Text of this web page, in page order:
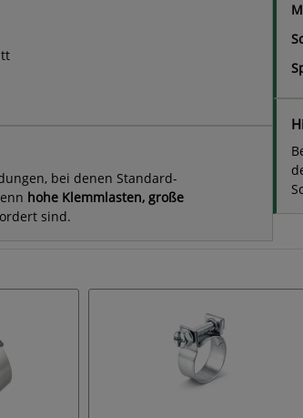
bei denen Standard-
hohe Klemmlasten, große
sind.